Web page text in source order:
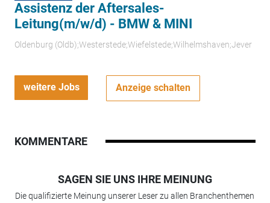
Assistenz der Aftersales-
Leitung(m/w/d) - BMW & MINI
Oldenburg (Oldb);Westerstede;Wiefelstede;Wilhelmshaven;Jever
weitere Jobs Anzeige schalten
KOMMENTARE
SAGEN SIE UNS IHRE MEINUNG
Die qualifizierte Meinung unserer Leser zu allen Branchenthemen